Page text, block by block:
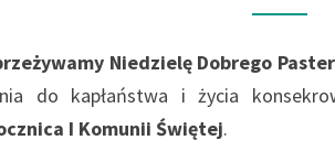
12
Niedzielę Dobrego
do kapłaństwa i życia
I Komunii Świętej.